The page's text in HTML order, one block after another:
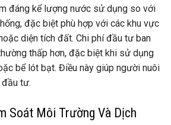
đáng kể lượng nước sử dụng so với
đặc biệt phù hợp với các khu vực
diện tích đất. Chi phí đầu tư ban
thấp hơn, đặc biệt khi sử dụng
bể lót bạt. Điều này giúp người nuôi
tư.
Soát Môi Trường Và Dịch